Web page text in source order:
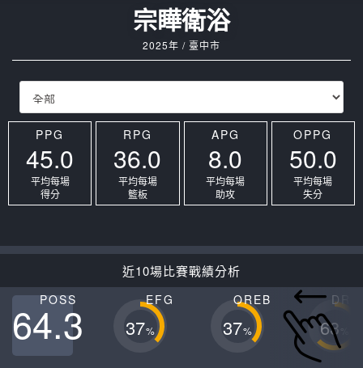
宗瞱衛浴
2025年 / 臺中市
PPG
45.0
平均每場
得分
RPG
36.0
平均每場
籃板
APG
8.0
平均每場
助攻
OPPG
50.0
平均每場
失分
近10場比賽戰績分析
POSS
64.3 EFG
37%
OREB
37% 63